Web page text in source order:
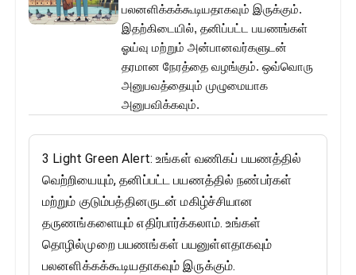
பலனளிக்கக்கூடியதாகவும் இருக்கும்.
இதற்கிடையில், தனிப்பட்ட பயணங்கள்
ஓய்வு மற்றும் அன்பானவர்களுடன்
தரமான நேரத்தை வழங்கும். ஒவ்வொரு
அனுபவத்தையும் முழுமையாக
அனுபவிக்கவும்.
3 Light Green Alert: உங்கள் வணிகப் பயணத்தில்
வெற்றியையும், தனிப்பட்ட பயணத்தில் நண்பர்கள்
மற்றும் குடும்பத்தினருடன் மகிழ்ச்சியான
தருணங்களையும் எதிர்பார்க்கலாம். உங்கள்
தொழில்முறை பயணங்கள் பயனுள்ளதாகவும்
பலனளிக்கக்கூடியதாகவும் இருக்கும்.